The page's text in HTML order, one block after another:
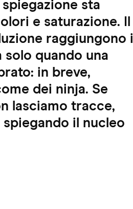
sta
e saturazione. Il
raggiungono i
quando una
in breve,
dei ninja. Se
lasciamo tracce,
il nucleo